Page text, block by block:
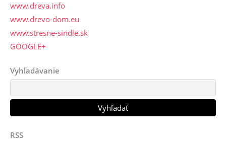
www.dreva.info
www.drevo-dom.eu
www.stresne-sindle.sk
GOOGLE+
Vyhľadávanie
RSS